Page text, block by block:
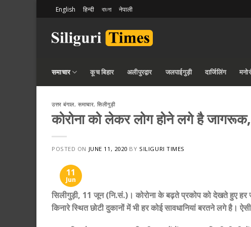
content
English हिन्दी বাংলা नेपाली
समाचार कूच बिहार अलीपुरद्वार जलपाईगुड़ी दार्जिलिंग
उत्तर बंगाल,समाचार,सिलीगुड़ी
कोरोना को लेकर लोग होने लगे है जागरूक,
POSTED ON JUNE 11, 2020 BY SILIGURI TIMES
11
Jun
सिलीगुड़ी, 11 जून (नि.सं.)। कोरोना के बढ़ते प्रकोप को देखते हुए
किनारे स्थित छोटी दुकानों में भी हर कोई सावधानियां बरतने लगे है।